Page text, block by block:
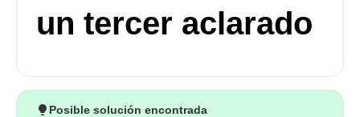
un tercer aclarado
Posible solución encontrada